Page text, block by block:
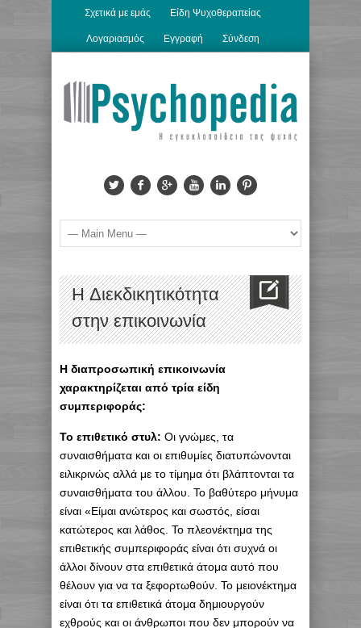
Σχετικά με εμάς Είδη Ψυχοθεραπείας
Λογαριασμός Εγγραφή Σύνδεση
H Διεκδικητικότητα
στην επικοινωνία
Η διαπροσωπική επικοινωνία
χαρακτηρίζεται από τρία είδη
συμπεριφοράς:
Το επιθετικό στυλ: Οι γνώμες, τα
συναισθήματα και οι επιθυμίες διατυπώνονται
ειλικρινώς αλλά με το τίμημα ότι βλάπτονται τα
συναισθήματα του άλλου. Το βαθύτερο μήνυμα
είναι «Είμαι ανώτερος και σωστός, είσαι
κατώτερος και λάθος. Το πλεονέκτημα της
επιθετικής συμπεριφοράς είναι ότι συχνά οι
άλλοι δίνουν στα επιθετικά άτομα αυτό που
θέλουν για να τα ξεφορτωθούν. Το μειονέκτημα
είναι ότι τα επιθετικά άτομα δημιουργούν
εχθρούς και οι άνθρωποι που δεν μπορούν να